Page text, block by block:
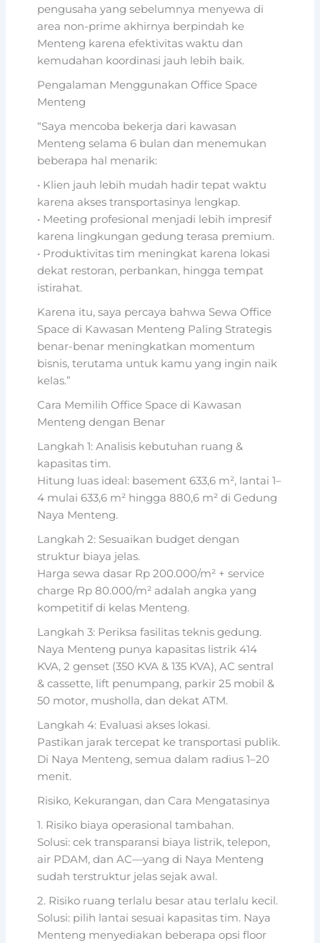
pengusaha yang sebelumnya menyewa di
area non-prime akhirnya berpindah ke
Menteng karena efektivitas waktu dan
kemudahan koordinasi jauh lebih baik.
Pengalaman Menggunakan Office Space
Menteng
“Saya mencoba bekerja dari kawasan
Menteng selama 6 bulan dan menemukan
beberapa hal menarik:
• Klien jauh lebih mudah hadir tepat waktu
karena akses transportasinya lengkap.
• Meeting profesional menjadi lebih impresif
karena lingkungan gedung terasa premium.
• Produktivitas tim meningkat karena lokasi
dekat restoran, perbankan, hingga tempat
istirahat.
Karena itu, saya percaya bahwa Sewa Office
Space di Kawasan Menteng Paling Strategis
benar-benar meningkatkan momentum
bisnis, terutama untuk kamu yang ingin naik
kelas.”
Cara Memilih Office Space di Kawasan
Menteng dengan Benar
Langkah 1: Analisis kebutuhan ruang &
kapasitas tim.
Hitung luas ideal: basement 633,6 m², lantai 1–
4 mulai 633,6 m² hingga 880,6 m² di Gedung
Naya Menteng.
Langkah 2: Sesuaikan budget dengan
struktur biaya jelas.
Harga sewa dasar Rp 200.000/m² + service
charge Rp 80.000/m² adalah angka yang
kompetitif di kelas Menteng.
Langkah 3: Periksa fasilitas teknis gedung.
Naya Menteng punya kapasitas listrik 414
KVA, 2 genset (350 KVA & 135 KVA), AC sentral
& cassette, lift penumpang, parkir 25 mobil &
50 motor, musholla, dan dekat ATM.
Langkah 4: Evaluasi akses lokasi.
Pastikan jarak tercepat ke transportasi publik.
Di Naya Menteng, semua dalam radius 1–20
menit.
Risiko, Kekurangan, dan Cara Mengatasinya
1. Risiko biaya operasional tambahan.
Solusi: cek transparansi biaya listrik, telepon,
air PDAM, dan AC—yang di Naya Menteng
sudah terstruktur jelas sejak awal.
2. Risiko ruang terlalu besar atau terlalu kecil.
Solusi: pilih lantai sesuai kapasitas tim. Naya
Menteng menyediakan beberapa opsi floor